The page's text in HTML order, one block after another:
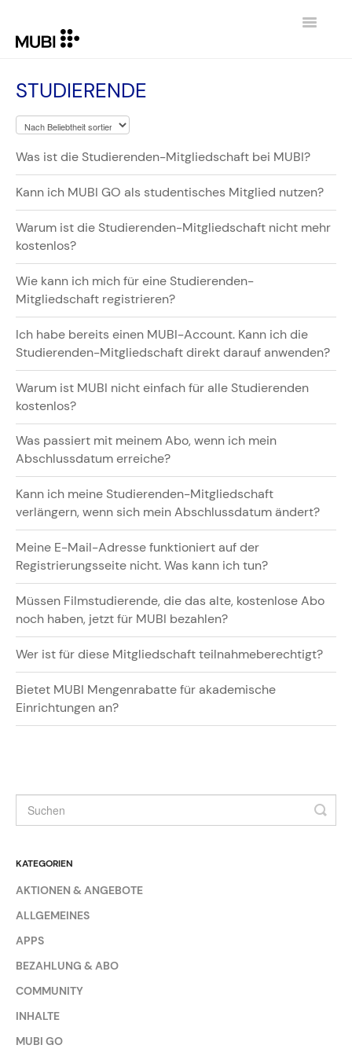
Toggle
GEHE ZURÜCK ZU MUBI.COM
STUDIERENDE
Was ist die Studierenden-Mitgliedschaft bei MUBI?
Kann ich MUBI GO als studentisches Mitglied nutzen?
Warum ist die Studierenden-Mitgliedschaft nicht mehr
kostenlos?
Wie kann ich mich für eine Studierenden-
Mitgliedschaft registrieren?
Ich habe bereits einen MUBI-Account. Kann ich die
Studierenden-Mitgliedschaft direkt darauf anwenden?
Warum ist MUBI nicht einfach für alle Studierenden
kostenlos?
Was passiert mit meinem Abo, wenn ich mein
Abschlussdatum erreiche?
Kann ich meine Studierenden-Mitgliedschaft
verlängern, wenn sich mein Abschlussdatum ändert?
Meine E-Mail-Adresse funktioniert auf der
Registrierungsseite nicht. Was kann ich tun?
Müssen Filmstudierende, die das alte, kostenlose Abo
noch haben, jetzt für MUBI bezahlen?
Wer ist für diese Mitgliedschaft teilnahmeberechtigt?
Bietet MUBI Mengenrabatte für akademische
Einrichtungen an?
KATEGORIEN
AKTIONEN & ANGEBOTE
ALLGEMEINES
APPS
BEZAHLUNG & ABO
COMMUNITY
INHALTE
MUBI GO